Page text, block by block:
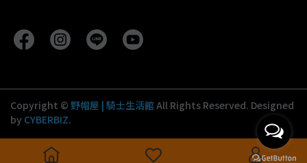
Copyright © 野帽屋 | 騎士生活館All Rights Reserved. Designed
by CYBERBIZ.